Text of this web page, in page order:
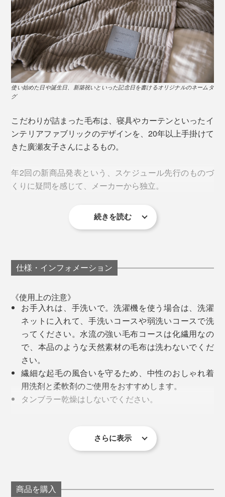
休みの日は、そのまま新聞を読んだり、メールチェック
したり、映画を見たり……ゆったりくつろぐのも◎。
平日も、忙しい時こそ『GRAU』に包まれて。 考えごと
がいっぱいでも、肌にとろけるような柔らかさと、穏や
かな暖かさに、思わずホッ。アタマが「お休みモード」
に切り替えやすいはず。仕事時の仮眠や、ソファでの昼
寝にもぴったりです。
使い始めた日や誕生日、新築祝いといった記念日を書けるオリジナルのネームタ
グ
こだわりが詰まった毛布は、寝具やカーテンといったイ
ンテリアファブリックのデザインを、20年以上手掛けて
きた廣瀬友子さんによるもの。
年2回の新商品発表という、スケジュール先行のものづ
くりに疑問を感じて、メーカーから独立。
『LOOM&SPOOL（ルーム アンド スプール）
立。
『GRAU』は、MONOCOでおなじみ、『 FLOOD OF
LIGHT
』、『SERENE』に続いて、第3弾となる毛布で
廣瀬さんが目指した毛布は、「子どものときから、大人
になっても、いつもそばにあるコットンのやさしさと、
ずっと使っていける色・デザイン」。
忙しい時も、『GRAU』に包まれれば、誰でも“休日フィ
続きを読む
仕様・インフォメーション
《使用上の注意》
お手入れは、手洗いで。洗濯機を使う場合は、洗濯
ネットに入れて、手洗いコースや弱洗いコースで洗
ってください。水流の強い毛布コースは化繊用なの
で、本品のような天然素材の毛布は洗わないでくだ
さい。
繊細な起毛の風合いを守るため、中性のおしゃれ着
用洗剤と柔軟剤のご使用をおすすめします。
タンブラー乾燥はしないでください。
綿毛布は細かい毛羽が製品に残っているため、使い
始めは、濃い色の服に細かい毛羽がつくことがあり
洗濯後、表面の風合いが変化することもあります
さらに表示
商品を購入